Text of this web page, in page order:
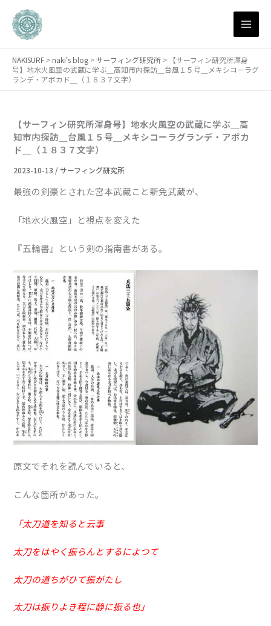
NAKISURF > naki's blog >サーフィング研究所 >
【サーフィン研究所渾身
号】地水火風空の武蔵に学ぶ＿高知市内探訪＿台風１５号＿メキシコーラグ
ランデ・アボカド＿（１８３７文字）
【サーフィン研究所渾身号】地水火風空の武蔵に学ぶ＿高
知市内探訪＿台風１５号＿メキシコーラグランデ・アボカ
ド＿（１８３７文字）
2023-10-13 /サーフィング研究所
最強の剣豪とされた宮本武蔵こと新免武蔵が、
「地水火風空」と視点を変えた
『五輪書』という剣の指南書がある。
原文でそれを読んでいると、
こんな箇所があった。
「太刀道を知ると云事
太刀をはやく振らんとするによつて
太刀の道ちがひて振がたし
太刀は振りよき程に静に振る也」
別
ア
ー
イ
ブ